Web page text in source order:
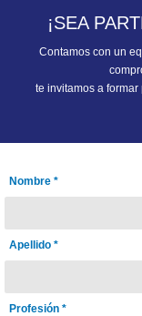
¡SEA
Contamos con un
te invitamos a
Nombre *
Apellido *
Profesión *